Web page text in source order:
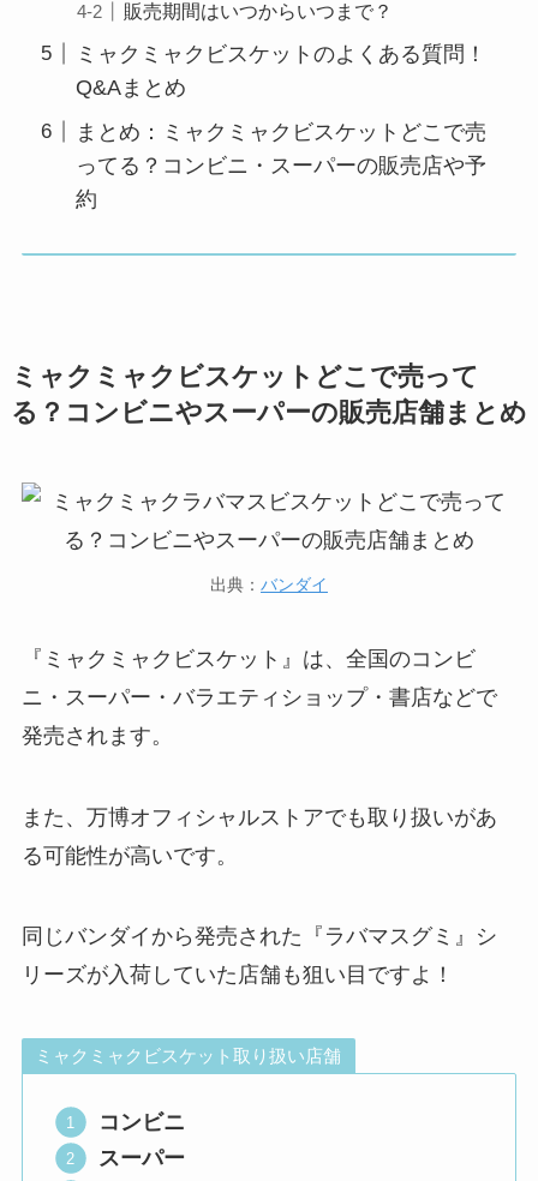
販売期間はいつからいつまで？
ミャクミャクビスケットのよくある質問！
Q&Aまとめ
まとめ：ミャクミャクビスケットどこで売
ってる？コンビニ・スーパーの販売店や予
約
ミャクミャクビスケットどこで売って
る？コンビニやスーパーの販売店舗まとめ
出典： バンダイ
『ミャクミャクビスケット』は、全国のコンビ
ニ・スーパー・バラエティショップ・書店などで
発売されます。
また、万博オフィシャルストアでも取り扱いがあ
る可能性が高いです。
同じバンダイから発売された『ラバマスグミ』シ
リーズが入荷していた店舗も狙い目ですよ！
ミャクミャクビスケット取り扱い店舗
コンビニ
スーパー